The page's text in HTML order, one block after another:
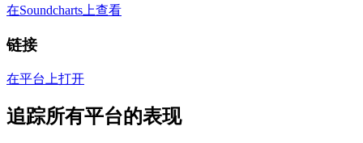
在Soundcharts上查看
链接
在平台上打开
追踪所有平台的表现